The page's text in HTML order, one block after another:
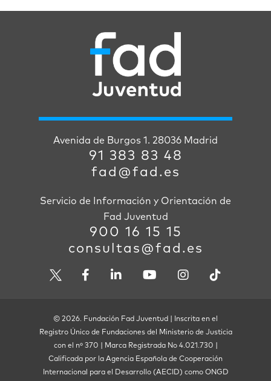
Avenida de Burgos 1. 28036 Madrid
91 383 83 48
fad@fad.es
Servicio de Información y Orientación de
Fad Juventud
900 16 15 15
consultas@fad.es
© 2026. Fundación Fad Juventud | Inscrita en el
Registro Único de Fundaciones del Ministerio de Justicia
con el nº 370 | Marca Registrada No 4.021.730 |
Calificada por la Agencia Española de Cooperación
Internacional para el Desarrollo (AECID) como ONGD